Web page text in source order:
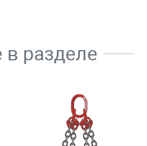
разделе